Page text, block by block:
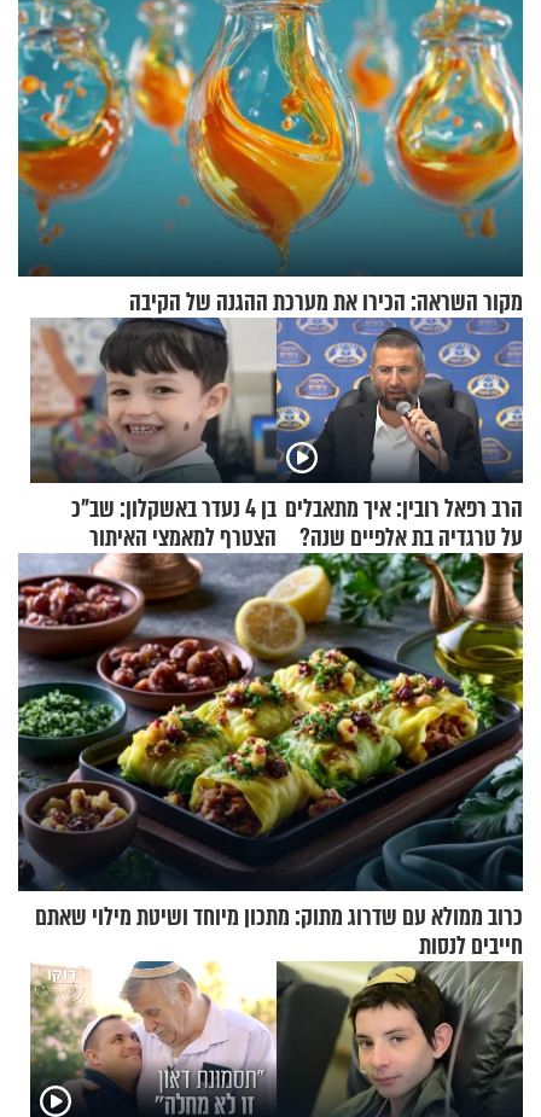
מקור השראה: הכירו את מערכת ההגנה של הקיבה
הרב רפאל רובין: איך מתאבלים
על טרגדיה בת אלפיים שנה?
בן 4 נעדר באשקלון: שב"כ
הצטרף למאמצי האיתור
כרוב ממולא עם שדרוג מתוק: מתכון מיוחד ושיטת מילוי שאתם
חייבים לנסות